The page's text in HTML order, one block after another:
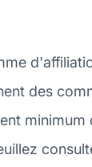
des
minimum